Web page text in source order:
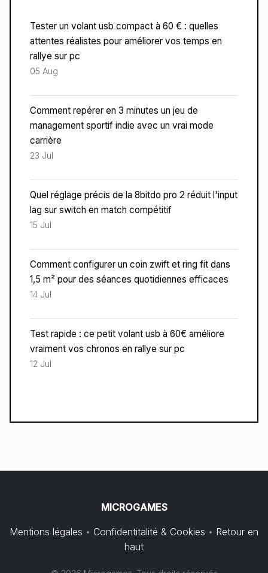
Tester un volant usb compact à 60 € : quelles
attentes réalistes pour améliorer vos temps en
rallye sur pc
05 Aug
Comment repérer en 3 minutes un jeu de
management sportif indie avec un vrai mode
carrière
23 Jul
Quel réglage précis de la 8bitdo pro 2 réduit l'input
lag sur switch en match compétitif
15 Jul
Comment configurer un coin zwift et ring fit dans
1,5 m² pour des séances quotidiennes efficaces
14 Jul
Test rapide : ce petit volant usb à 60€ améliore
vraiment vos chronos en rallye sur pc
12 Jul
MICROGAMES
Mentions légales • Confidentitalité & Cookies • Retour en
haut